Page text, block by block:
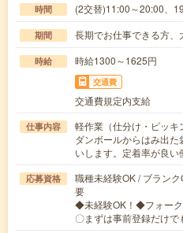
時間 (2交替)11:00～20:00、
期間 長期でお仕事できる方、
時給 時給1300～1625円
交通費
交通費規定内支給
仕事内容
軽作業（仕分け・ピッキ
ダンボールからはみ出
いします。定着率が良
応募資格
職種未経験OK / ブラン
要
◆未経験OK！◆フォーク
〇まずは事前登録だけ